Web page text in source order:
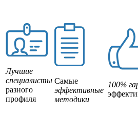
Лучшие
специалисты
разного
профиля
Самые
эффективные
методики
100%